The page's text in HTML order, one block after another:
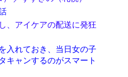
、アイケアの配送に発狂
入れておき、当日女の子
キャンするのがスマート